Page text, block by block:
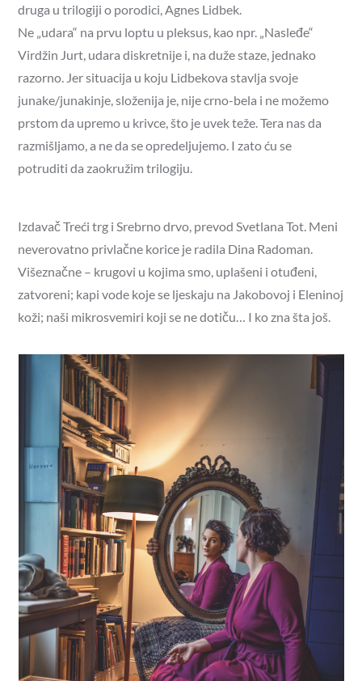
druga u trilogiji o porodici, Agnes Lidbek.
Ne „udara“ na prvu loptu u pleksus, kao npr. „Nasleđe“
Virdžin Jurt, udara diskretnije i, na duže staze, jednako
razorno. Jer situacija u koju Lidbekova stavlja svoje
junake/junakinje, složenija je, nije crno-bela i ne možemo
prstom da upremo u krivce, što je uvek teže. Tera nas da
razmišljamo, a ne da se opredeljujemo. I zato ću se
potruditi da zaokružim trilogiju.
Izdavač Treći trg i Srebrno drvo, prevod Svetlana Tot. Meni
neverovatno privlačne korice je radila Dina Radoman.
Višeznačne – krugovi u kojima smo, uplašeni i otuđeni,
zatvoreni; kapi vode koje se ljeskaju na Jakobovoj i Eleninoj
koži; naši mikrosvemiri koji se ne dotiču… I ko zna šta još.